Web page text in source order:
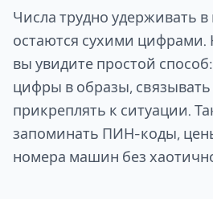
Числа трудно удерживать
остаются сухими цифрами.
вы увидите простой
цифры в образы,
прикреплять к ситуации.
запоминать ПИН-коды,
номера машин без